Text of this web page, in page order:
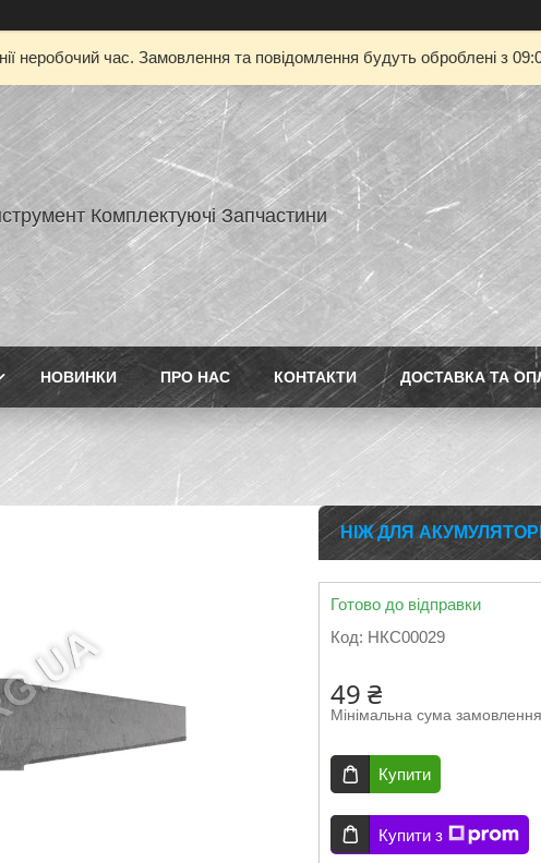
неробочий час. Замовлення та повідомлення будуть оброблені з
Комплектуючі Запчастини
НОВИНКИ ПРО НАС КОНТАКТИ ДОСТАВКА ТА
НІЖ ДЛЯ
Готово до відправки
Код: НКС00029
49 ₴
Мінімальна сума
Купити
Купити з